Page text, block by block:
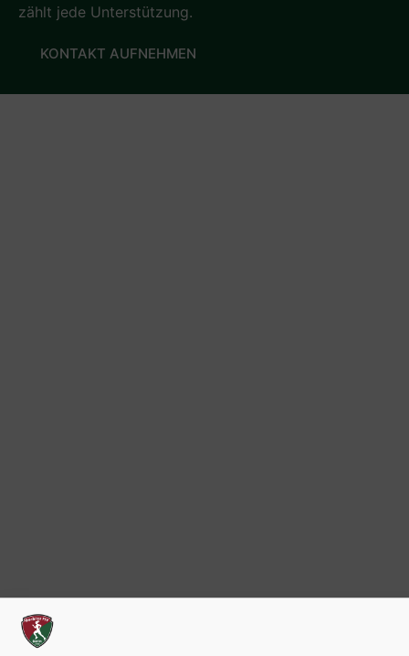
zählt jede Unterstützung.
KONTAKT AUFNEHMEN